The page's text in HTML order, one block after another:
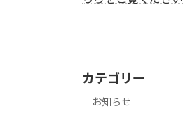
カテゴリー
お知らせ